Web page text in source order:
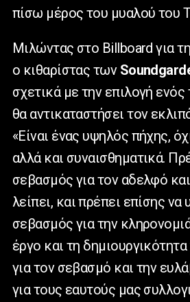
πίσω μέρος του μυαλού του
Μιλώντας στο Billboard για
ο κιθαρίστας των
σχετικά με την επιλογή
θα αντικαταστήσει τον
«Είναι ένας υψηλός πήχης,
αλλά και συναισθηματικά.
σεβασμός για τον αδελφό
λείπει, και πρέπει επίσης να
σεβασμός για την
έργο και τη
για τον σεβασμό και την
για τους εαυτούς μας